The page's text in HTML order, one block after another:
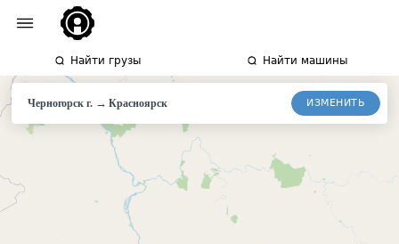
Найти грузы Найти машины
Черногорск г.→Красноярск ИЗМЕНИТЬ